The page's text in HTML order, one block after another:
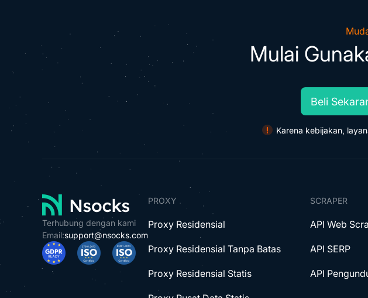
Mulai
Beli
Karena kebijakan,
Terhubung dengan kami
Email:support@nsocks.com
PROXY
Proxy Residensial
Proxy Residensial Tanpa Batas
Proxy Residensial Statis
SCRAPER
API Web
API SERP
API